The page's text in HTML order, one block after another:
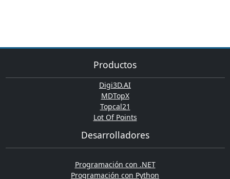
Productos
Digi3D.AI
MDTopX
Topcal21
Lot Of Points
Desarrolladores
Programación con .NET
Programación con Python